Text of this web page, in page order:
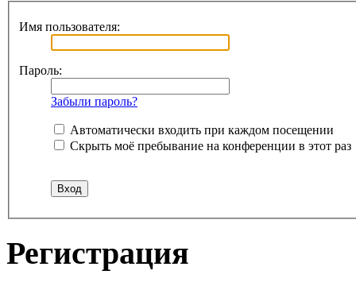
Имя пользователя:
Пароль:
Забыли пароль?
Автоматически входить при каждом посещении
Скрыть моё пребывание на конференции в этот раз
Регистрация